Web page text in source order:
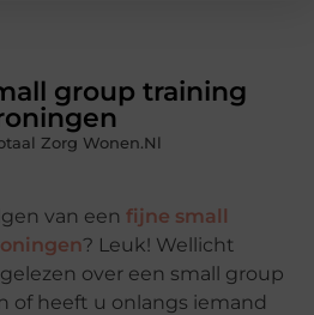
group training
Zorg Wonen.nl
van eenfijne small
? Leuk! Wellicht
over een small group
of heeft u onlangs iemand